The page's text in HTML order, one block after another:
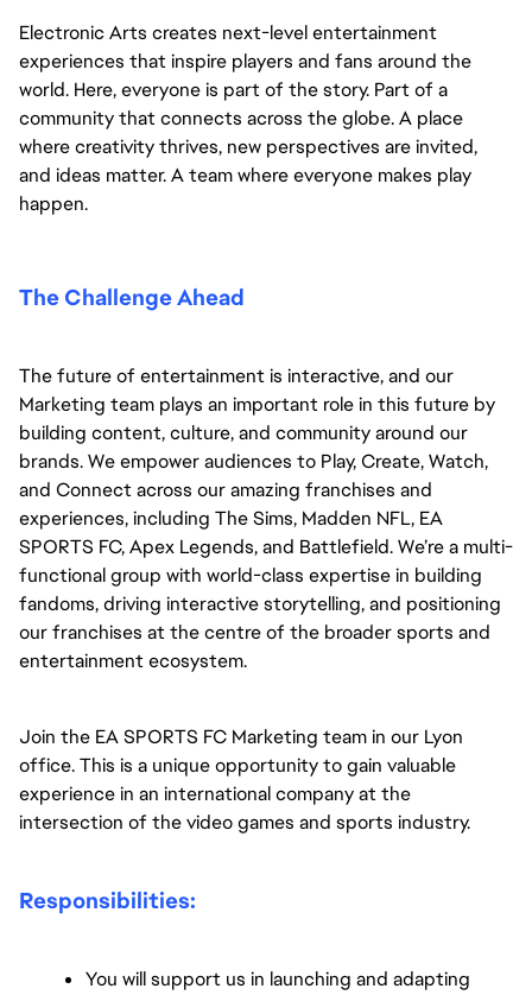
Electronic Arts creates next-level entertainment
experiences that inspire players and fans around the
world. Here, everyone is part of the story. Part of a
community that connects across the globe. A place
where creativity thrives, new perspectives are invited,
and ideas matter. A team where everyone makes play
happen.
The Challenge Ahead
The future of entertainment is interactive, and our
Marketing team plays an important role in this future by
building content, culture, and community around our
brands. We empower audiences to Play, Create, Watch,
and Connect across our amazing franchises and
experiences, including The Sims, Madden NFL, EA
SPORTS FC, Apex Legends, and Battlefield. We’re a multi-
functional group with world-class expertise in building
fandoms, driving interactive storytelling, and positioning
our franchises at the centre of the broader sports and
entertainment ecosystem.
Join the EA SPORTS FC Marketing team in our Lyon
office. This is a unique opportunity to gain valuable
experience in an international company at the
intersection of the video games and sports industry.
Responsibilities:
You will support us in launching and adapting